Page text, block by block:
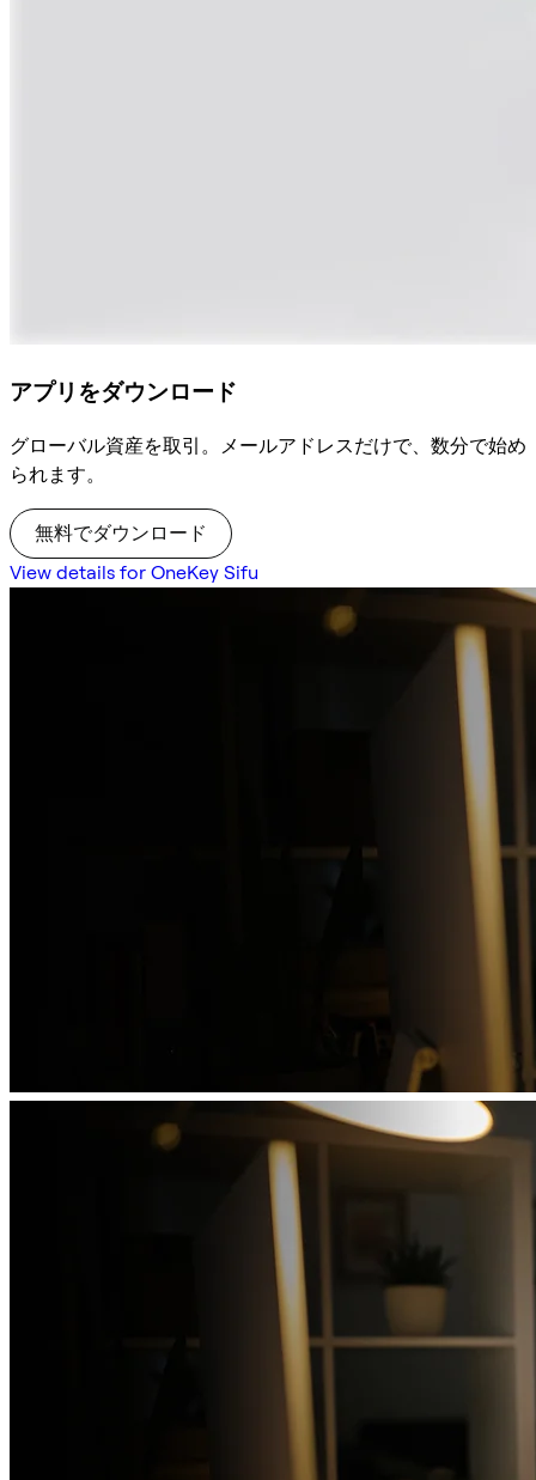
アプリをダウンロード
グローバル資産を取引。メールアドレスだけで、数分で始め
られます。
無料でダウンロード
View details for OneKey Sifu